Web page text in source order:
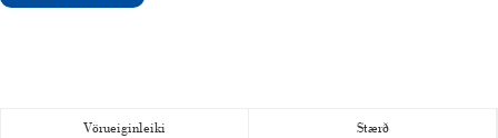
Vörueiginleiki Stærð